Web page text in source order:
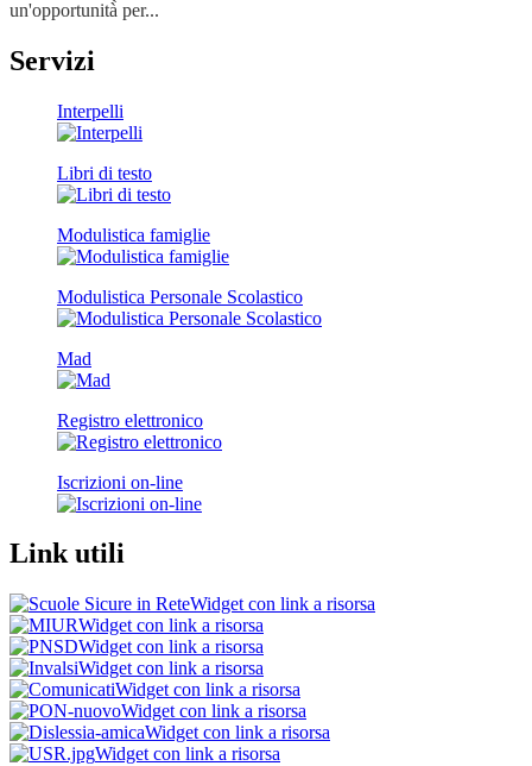
un'opportunità̀ per...
Servizi
Interpelli
Libri di testo
Modulistica famiglie
Modulistica Personale Scolastico
Mad
Registro elettronico
Iscrizioni on-line
Link utili
Widget con link a risorsa
Widget con link a risorsa
Widget con link a risorsa
Widget con link a risorsa
Widget con link a risorsa
Widget con link a risorsa
Widget con link a risorsa
Widget con link a risorsa